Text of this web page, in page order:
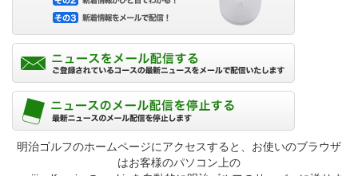
明治ゴルフのホームページにアクセスすると、お使いのブラウザ
はお客様のパソコン上の